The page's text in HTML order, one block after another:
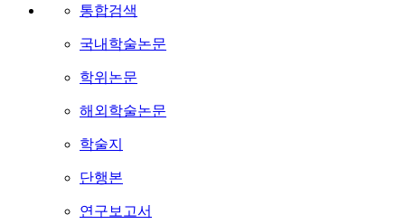
통합검색
국내학술논문
학위논문
해외학술논문
학술지
단행본
연구보고서